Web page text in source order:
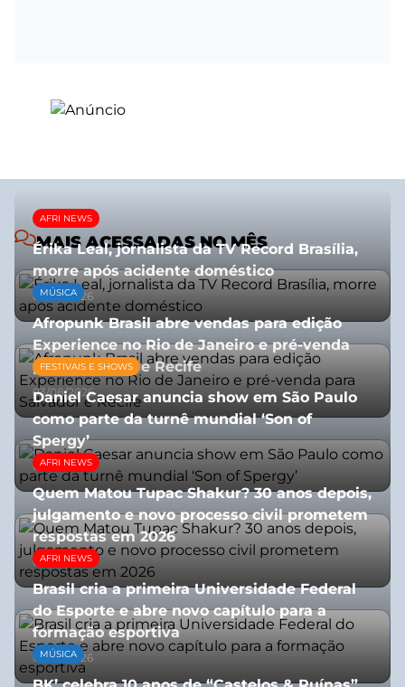
MAIS ACESSADAS NO MÊS
AFRI NEWS
Érika Leal, jornalista da TV Record Brasília,
morre após acidente doméstico
08/07/2026
MÚSICA
Afropunk Brasil abre vendas para edição
Experience no Rio de Janeiro e pré-venda
para Salvador e Recife
03/08/2026
FESTIVAIS E SHOWS
Daniel Caesar anuncia show em São Paulo
como parte da turnê mundial ‘Son of
Spergy’
05/08/2026
AFRI NEWS
Quem Matou Tupac Shakur? 30 anos depois,
julgamento e novo processo civil prometem
respostas em 2026
05/08/2026
AFRI NEWS
Brasil cria a primeira Universidade Federal
do Esporte e abre novo capítulo para a
formação esportiva
08/07/2026
MÚSICA